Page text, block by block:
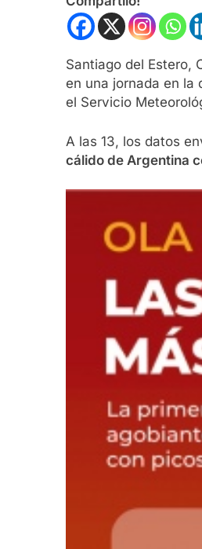
Santiago del Estero,
en una jornada en la
el Servicio
A las 13, los datos
cálido de Argentina